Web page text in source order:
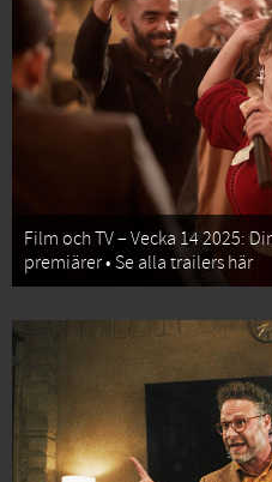
Film och TV – Vecka 14 2025:
premiärer • Se alla trailers här